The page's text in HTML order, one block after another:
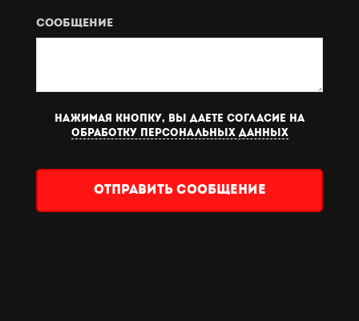
Сообщение
Нажимая кнопку, вы даете согласие на
обработку персональных данных
Отправить сообщение